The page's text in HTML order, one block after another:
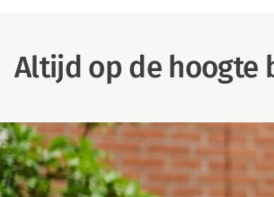
Altijd op de hoogte